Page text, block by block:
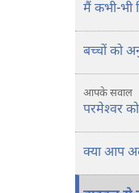
मैं कभी-भी
बच्चों को
आपके सवाल
परमेश्‍वर
क्या आप